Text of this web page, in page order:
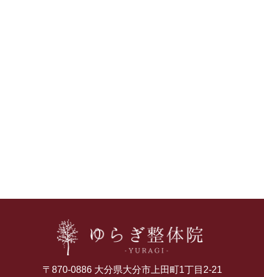
〒870-0886 大分県大分市上田町1丁目2-21